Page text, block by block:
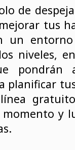
de
tus
un
niveles,
pondrán
planificar
y